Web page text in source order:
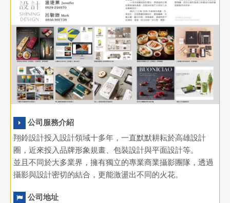
公司服務介紹
翔鈴設計投入設計領域十多年，一直默默耕耘於高雄設計
圈，近來投入品牌形象規畫、包裝設計與平面設計等。
並且不同於大多業界，擁有獨立的專業商業攝影團隊，透過
攝影與設計密切的結合，更能激盪出不同的火花。
公司地址